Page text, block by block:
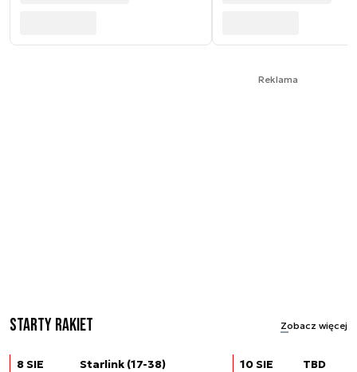
Reklama
Starty rakiet Zobacz więcej
8 SIE
Starlink (17-38)
10 SIE
TBD